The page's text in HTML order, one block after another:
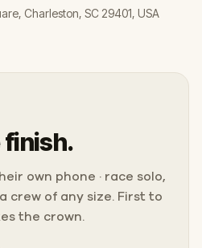
Charleston, SC 29401, USA
finish.
own phone · race solo,
crew of any size. First to
the crown.